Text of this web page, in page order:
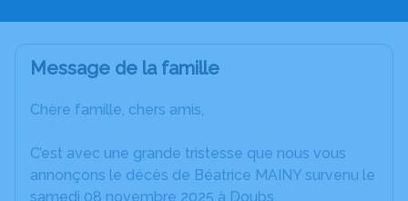
Message de la famille
Chère famille, chers amis,
C’est avec une grande tristesse que nous vous
annonçons le décès de Béatrice MAINY survenu le
samedi 08 novembre 2025 à Doubs.